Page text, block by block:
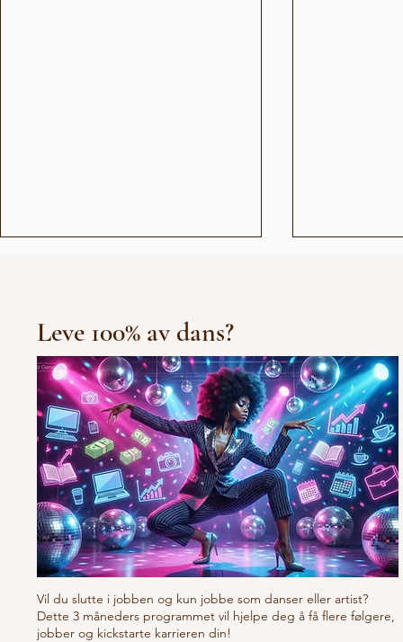
Fresh new set choreo
10/10/10
Leve 100% av dans?
Vil du slutte i jobben og kun jobbe som danser eller artist?
Dette 3 måneders programmet vil hjelpe deg å få flere følgere,
jobber og kickstarte karrieren din!